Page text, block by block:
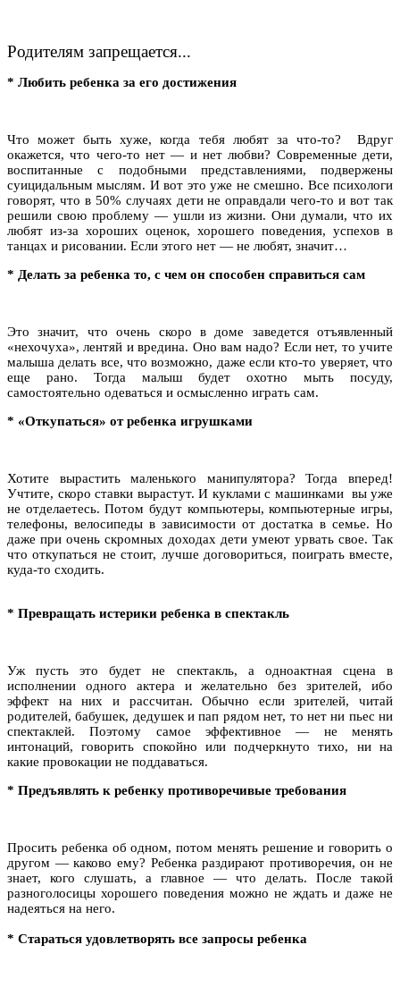
Родителям запрещается...
* Любить ребенка за его достижения
Что может быть хуже, когда тебя любят за что-то? Вдруг
окажется, что чего-то нет — и нет любви? Современные дети,
воспитанные с подобными представлениями, подвержены
суицидальным мыслям. И вот это уже не смешно. Все психологи
говорят, что в 50% случаях дети не оправдали чего-то и вот так
решили свою проблему — ушли из жизни. Они думали, что их
любят из-за хороших оценок, хорошего поведения, успехов в
танцах и рисовании. Если этого нет — не любят, значит…
* Делать за ребенка то, с чем он способен справиться сам
Это значит, что очень скоро в доме заведется отъявленный
«нехочуха», лентяй и вредина. Оно вам надо? Если нет, то учите
малыша делать все, что возможно, даже если кто-то уверяет, что
еще рано. Тогда малыш будет охотно мыть посуду,
самостоятельно одеваться и осмысленно играть сам.
* «Откупаться» от ребенка игрушками
Хотите вырастить маленького манипулятора? Тогда вперед!
Учтите, скоро ставки вырастут. И куклами с машинками вы уже
не отделаетесь. Потом будут компьютеры, компьютерные игры,
телефоны, велосипеды в зависимости от достатка в семье. Но
даже при очень скромных доходах дети умеют урвать свое. Так
что откупаться не стоит, лучше договориться, поиграть вместе,
куда-то сходить.
* Превращать истерики ребенка в спектакль
Уж пусть это будет не спектакль, а одноактная сцена в
исполнении одного актера и желательно без зрителей, ибо
эффект на них и рассчитан. Обычно если зрителей, читай
родителей, бабушек, дедушек и пап рядом нет, то нет ни пьес ни
спектаклей. Поэтому самое эффективное — не менять
интонаций, говорить спокойно или подчеркнуто тихо, ни на
какие провокации не поддаваться.
* Предъявлять к ребенку противоречивые требования
Просить ребенка об одном, потом менять решение и говорить о
другом — каково ему? Ребенка раздирают противоречия, он не
знает, кого слушать, а главное — что делать. После такой
разноголосицы хорошего поведения можно не ждать и даже не
надеяться на него.
* Стараться удовлетворять все запросы ребенка